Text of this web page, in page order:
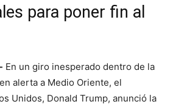
para poner fin al
En un giro inesperado dentro de la
alerta a Medio Oriente, el
Unidos, Donald Trump, anunció la